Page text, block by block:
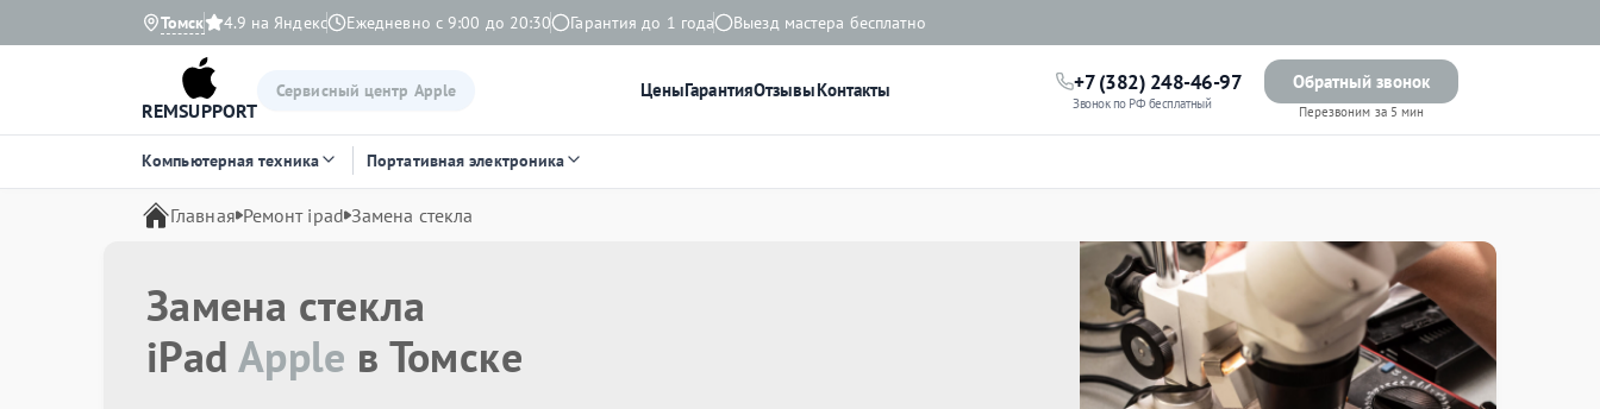
Томск 4.9 на Яндекс Ежедневно с 9:00 до 20:30 Гарантия до 1 года Выезд мастера бесплатно
REMSUPPORT
Сервисный центр Apple ЦеныГарантияОтзывыКонтакты +7 (382) 248-46-97
Звонок по РФ бесплатный
Обратный звонок
Перезвоним за 5 мин
Компьютерная техника Портативная электроника
Главная Ремонт ipad Замена стекла
Замена стекла
iPad Apple в Томске